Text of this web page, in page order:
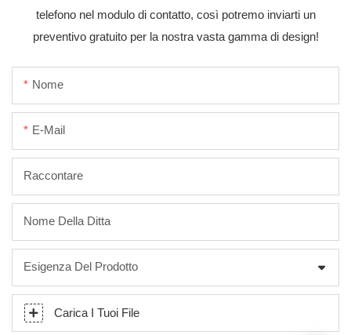
telefono nel modulo di contatto, così potremo inviarti un
preventivo gratuito per la nostra vasta gamma di design!
Nome
E-Mail
Raccontare
Nome Della Ditta
Esigenza Del Prodotto
Carica I Tuoi File